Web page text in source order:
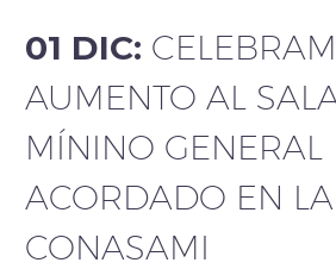
01 DIC:
AUMENTO AL
MÍNINO GENERAL
ACORDADO EN LA
CONASAMI